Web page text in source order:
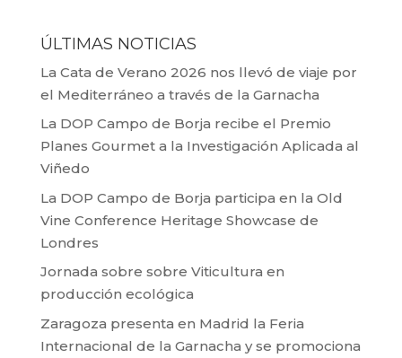
ÚLTIMAS NOTICIAS
La Cata de Verano 2026 nos llevó de viaje por
el Mediterráneo a través de la Garnacha
La DOP Campo de Borja recibe el Premio
Planes Gourmet a la Investigación Aplicada al
Viñedo
La DOP Campo de Borja participa en la Old
Vine Conference Heritage Showcase de
Londres
Jornada sobre sobre Viticultura en
producción ecológica
Zaragoza presenta en Madrid la Feria
Internacional de la Garnacha y se promociona